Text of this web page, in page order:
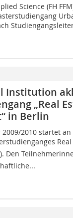
Science (FH
Institution
„Real
in Berlin
2010 startet
Den